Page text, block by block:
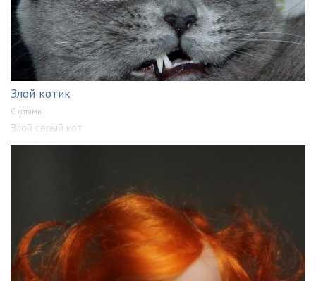
Злой котик
С котами
Злой серый кот